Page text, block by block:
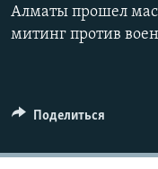
Auto
Алматы прошел
митинг против
Поделиться